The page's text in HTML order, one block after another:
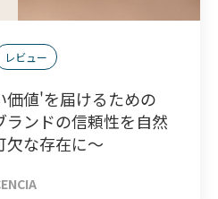
レビュー
価値'を届けるための
ンドの信頼性を自然
欠な存在に～